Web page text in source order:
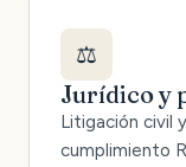
⚖️
Jurídico y
Litigación civil
cumplimiento